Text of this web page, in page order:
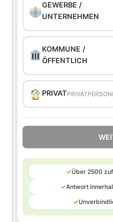
GEWERBE /
UNTERNEHMEN
KOMMUNE /
ÖFFENTLICH
PRIVAT
✓Über 2500
✓Antwort
✓